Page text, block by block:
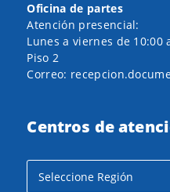
Oficina de partes
Atención presencial:
Lunes a viernes de 10:00
Piso 2
Correo:
Centros de